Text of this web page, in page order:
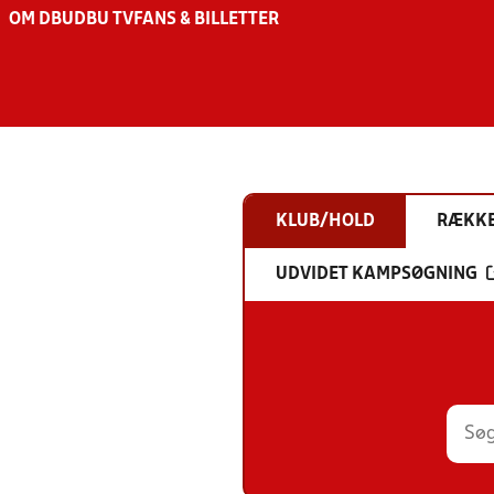
OM DBU DBU TV FANS & BILLETTER
KLUB/HOLD
UDVIDET KAMPSØGNING